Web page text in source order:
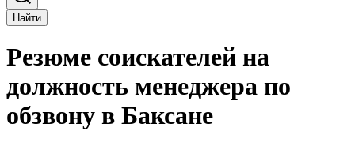
Найти
Резюме соискателей на
должность менеджера по
обзвону в Баксане